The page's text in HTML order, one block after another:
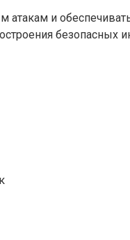
атакам и
безопасных